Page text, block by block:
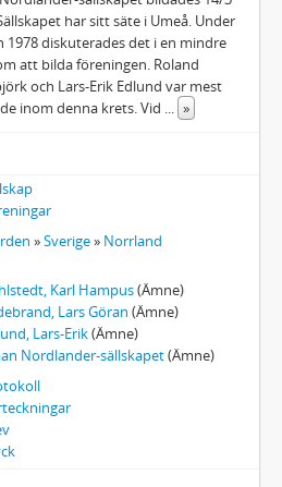
har sitt säte i Umeå. Under
1978 diskuterades det i en mindre
att bilda föreningen. Roland
och Lars-Erik Edlund var mest
inom denna krets. Vid ... »
»Sverige» Norrland
Karl Hampus(Ämne)
Lars Göran (Ämne)
Lars-Erik(Ämne)
Nordlander-sällskapet(Ämne)